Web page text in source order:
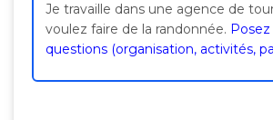
Je travaille dans une agence de
voulez faire de la randonnée.
questions (organisation, activités,